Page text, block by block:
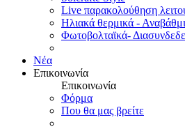
Live παρακολούθηση
Ηλιακά θερμικά -
Φωτοβολταϊκά-
Νέα
Επικοινωνία
Επικοινωνία
Φόρμα
Που θα μας βρείτε